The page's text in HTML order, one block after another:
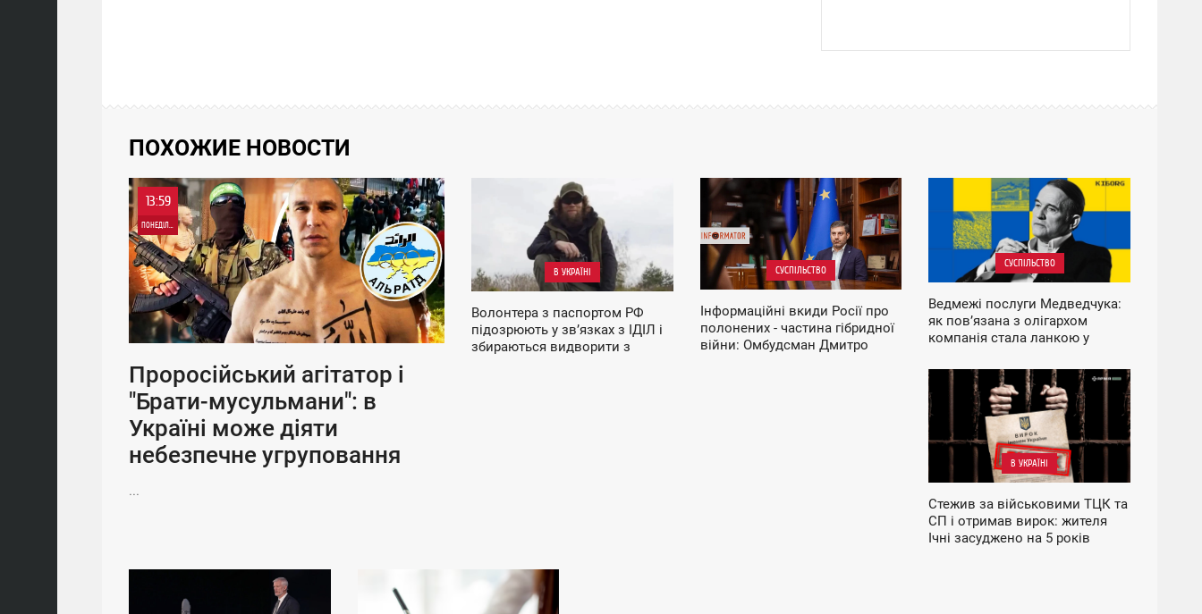
ПОХОЖИЕ НОВОСТИ
13:59
ПОНЕДІЛОК
Проросійський агітатор і
"Брати-мусульмани": в
Україні може діяти
небезпечне угруповання
...
В УКРАЇНІ
11:27
П'ЯТНИЦЯ
Волонтера з паспортом РФ
підозрюють у зв’язках з ІДІЛ і
збираються видворити з
СУСПІЛЬСТВО
Інформаційні вкиди Росії про
полонених - частина гібридної
війни: Омбудсман Дмитро
СУСПІЛЬСТВО
12:24
ЧЕТВЕР
Ведмежі послуги Медведчука:
як повʼязана з олігархом
компанія стала ланкою у
окупації
В УКРАЇНІ
Стежив за військовими ТЦК та
СП і отримав вирок: жителя
Ічні засуджено на 5 років